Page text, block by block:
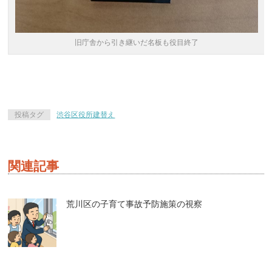
旧庁舎から引き継いだ名板も役目終了
投稿タグ 渋谷区役所建替え
関連記事
荒川区の子育て事故予防施策の視察